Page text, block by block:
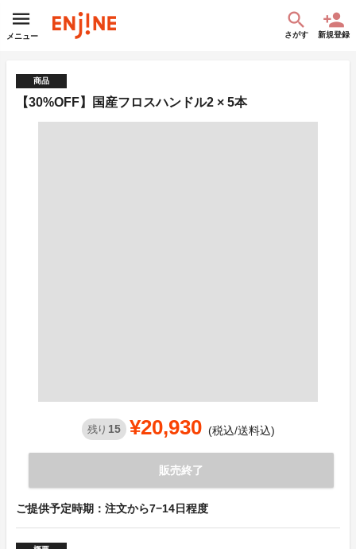
メニュー さがす 新規登録
商品
【30%OFF】国産フロスハンドル2 × 5本
残り 15 ¥20,930 (税込/送料込)
販売終了
ご提供予定時期：注文から7−14日程度